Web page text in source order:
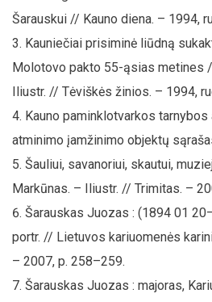
Šarauskui // Kauno diena. – 1994,
Kauniečiai prisiminė liūdną
Molotovo pakto 55-ąsias metines
Iliustr. // Tėviškės žinios. – 1994,
Kauno paminklotvarkos tarnybos
atminimo įamžinimo objektų
Šauliui, savanoriui, skautui,
Markūnas. – Iliustr. // Trimitas. –
Šarauskas Juozas : (1894 01
portr. // Lietuvos kariuomenės
– 2007, p. 258–259.
Šarauskas Juozas : majoras,